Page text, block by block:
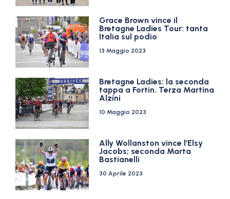
Grace Brown vince il
Bretagne Ladies Tour: tanta
Italia sul podio
13 Maggio 2023
Bretagne Ladies: la seconda
tappa a Fortin. Terza Martina
Alzini
10 Maggio 2023
Ally Wollanston vince l’Elsy
Jacobs; seconda Marta
Bastianelli
30 Aprile 2023